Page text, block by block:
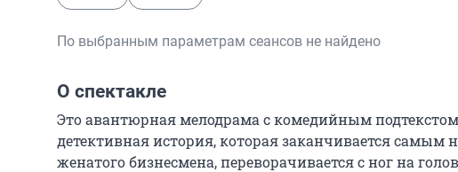
По выбранным параметрам сеансов не найдено
О спектакле
Это авантюрная мелодрама с комедийным
детективная история, которая заканчивается
женатого бизнесмена, переворачивается с ног на